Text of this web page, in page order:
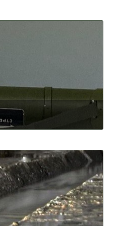
училища. Начало
этой и других
сыграл тогдашний
округа, великий
Он сумел добиться
школы. Занятия в
дня по
подростков и взрослых,